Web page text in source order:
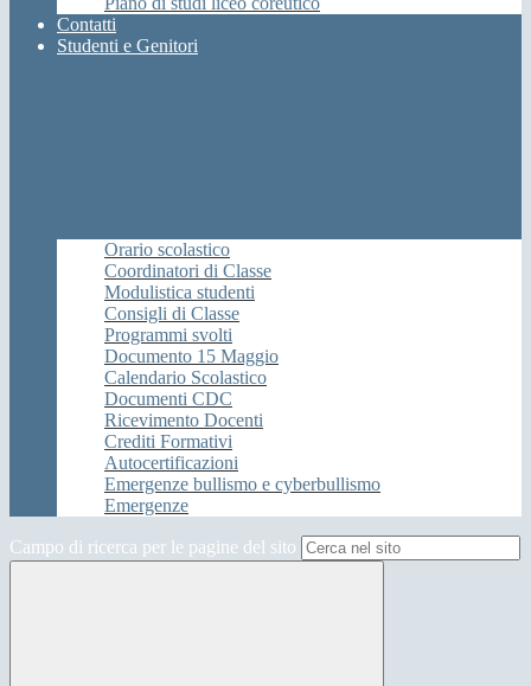
Contatti
Studenti e Genitori
Orario scolastico
Coordinatori di Classe
Modulistica studenti
Consigli di Classe
Programmi svolti
Documento 15 Maggio
Calendario Scolastico
Documenti CDC
Ricevimento Docenti
Crediti Formativi
Autocertificazioni
Emergenze bullismo e cyberbullismo
Emergenze
Campo di ricerca per le pagine del sito